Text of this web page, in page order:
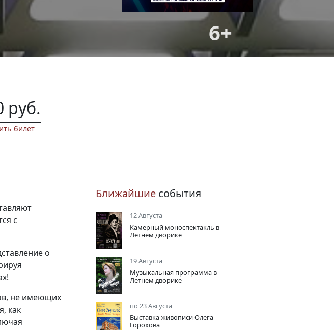
6+
руб.
билет
с
о
не имеющих
как
Ближайшие события
12 Августа
Камерный моноспектакль в
Летнем дворике
19 Августа
Музыкальная программа в
Летнем дворике
по 23 Августа
Выставка живописи Олега
Горохова